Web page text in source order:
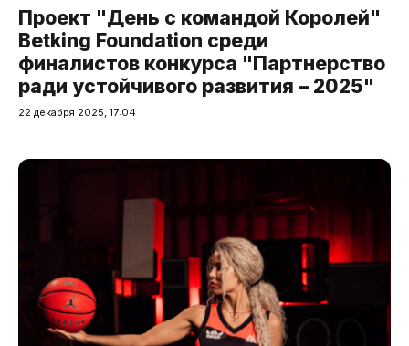
Проект "День с командой Королей"
Betking Foundation среди
финалистов конкурса "Партнерство
ради устойчивого развития – 2025"
22 декабря 2025, 17:04